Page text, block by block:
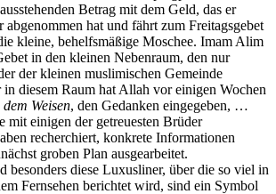
Betrag mit dem Geld, das er
hat und fährt zum Freitagsgebet
kleine, behelfsmäßige Moschee. Imam Alim
in den kleinen Nebenraum, den nur
der kleinen muslimischen Gemeinde
diesem Raum hat Allah vor einigen Wochen
dem Weisen, den Gedanken eingegeben, …
mit einigen der getreuesten Brüder
recherchiert, konkrete Informationen
groben Plan ausgearbeitet.
besonders diese Luxusliner, über die so viel in
Fernsehen berichtet wird, sind ein Symbol